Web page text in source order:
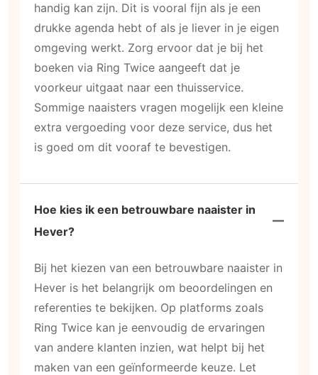
handig kan zijn. Dit is vooral fijn als je een
drukke agenda hebt of als je liever in je eigen
omgeving werkt. Zorg ervoor dat je bij het
boeken via Ring Twice aangeeft dat je
voorkeur uitgaat naar een thuisservice.
Sommige naaisters vragen mogelijk een kleine
extra vergoeding voor deze service, dus het
is goed om dit vooraf te bevestigen.
Hoe kies ik een betrouwbare naaister in
Hever?
Bij het kiezen van een betrouwbare naaister in
Hever is het belangrijk om beoordelingen en
referenties te bekijken. Op platforms zoals
Ring Twice kan je eenvoudig de ervaringen
van andere klanten inzien, wat helpt bij het
maken van een geïnformeerde keuze. Let